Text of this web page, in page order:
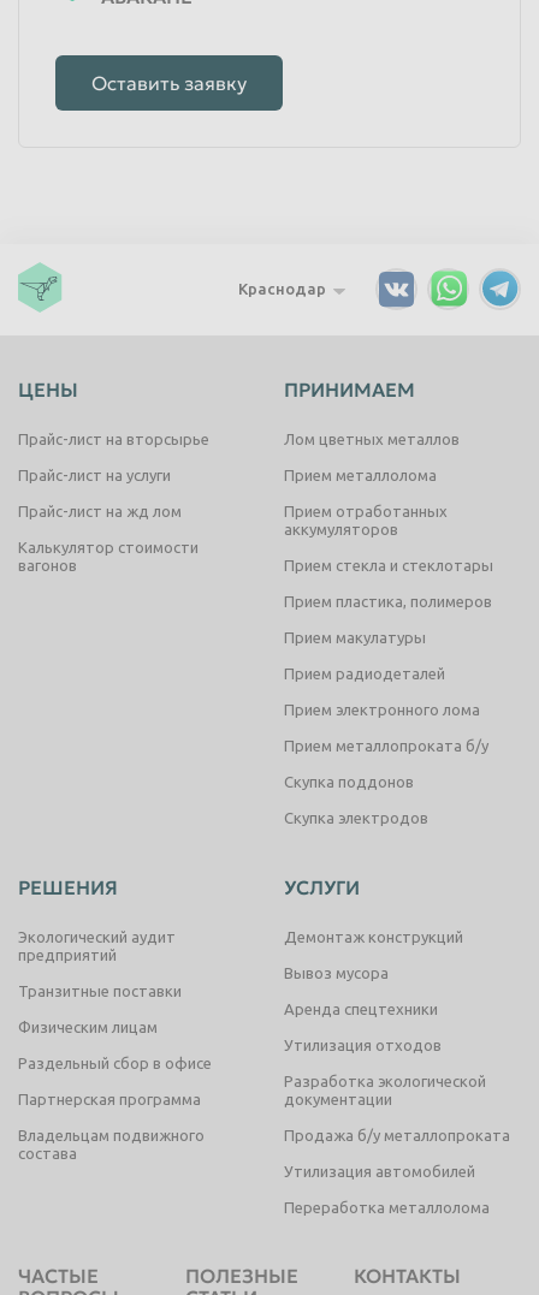
Оставить заявку
Краснодар
ЦЕНЫ
Прайс-лист на вторсырье
Прайс-лист на услуги
Прайс-лист на жд лом
Калькулятор стоимости
вагонов
ПРИНИМАЕМ
Лом цветных металлов
Прием металлолома
Прием отработанных
аккумуляторов
Прием стекла и стеклотары
Прием пластика, полимеров
Прием макулатуры
Прием радиодеталей
Прием электронного лома
Прием металлопроката б/у
Скупка поддонов
Скупка электродов
РЕШЕНИЯ
Экологический аудит
предприятий
Транзитные поставки
Физическим лицам
Раздельный сбор в офисе
Партнерская программа
Владельцам подвижного
состава
УСЛУГИ
Демонтаж конструкций
Вывоз мусора
Аренда спецтехники
Утилизация отходов
Разработка экологической
документации
Продажа б/у металлопроката
Утилизация автомобилей
Переработка металлолома
ЧАСТЫЕ
ПОЛЕЗНЫЕ
КОНТАКТЫ